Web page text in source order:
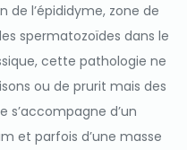
l’épididyme, zone de
spermatozoïdes dans le
cette pathologie ne
ou de prurit mais des
s’accompagne d’un
et parfois d’une masse